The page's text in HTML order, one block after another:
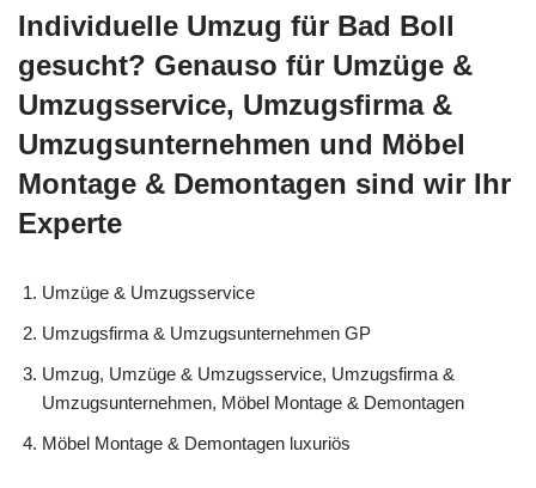
Individuelle Umzug für Bad Boll
gesucht? Genauso für Umzüge &
Umzugsservice, Umzugsfirma &
Umzugsunternehmen und Möbel
Montage & Demontagen sind wir Ihr
Experte
Umzüge & Umzugsservice
Umzugsfirma & Umzugsunternehmen GP
Umzug, Umzüge & Umzugsservice, Umzugsfirma &
Umzugsunternehmen, Möbel Montage & Demontagen
Möbel Montage & Demontagen luxuriös